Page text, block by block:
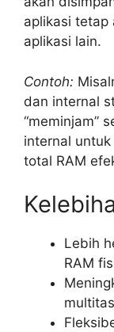
aplikasi tetap
aplikasi lain.
Contoh:
dan internal
“meminjam”
internal
total RAM
Lebih
RAM